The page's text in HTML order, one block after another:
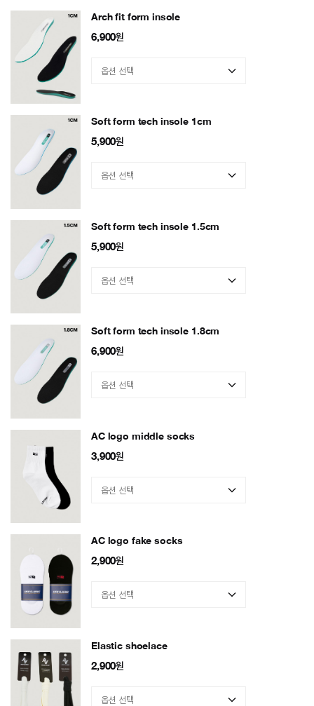
Arch fit form insole
6,900원
Soft form tech insole 1cm
5,900원
Soft form tech insole 1.5cm
5,900원
Soft form tech insole 1.8cm
6,900원
AC logo middle socks
3,900원
AC logo fake socks
2,900원
Elastic shoelace
2,900원